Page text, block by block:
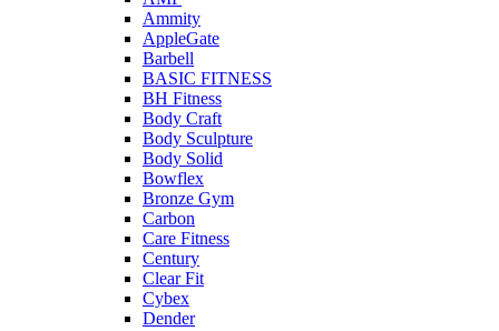
Ammity
AppleGate
Barbell
BASIC FITNESS
BH Fitness
Body Craft
Body Sculpture
Body Solid
Bowflex
Bronze Gym
Carbon
Care Fitness
Century
Clear Fit
Cybex
Dender